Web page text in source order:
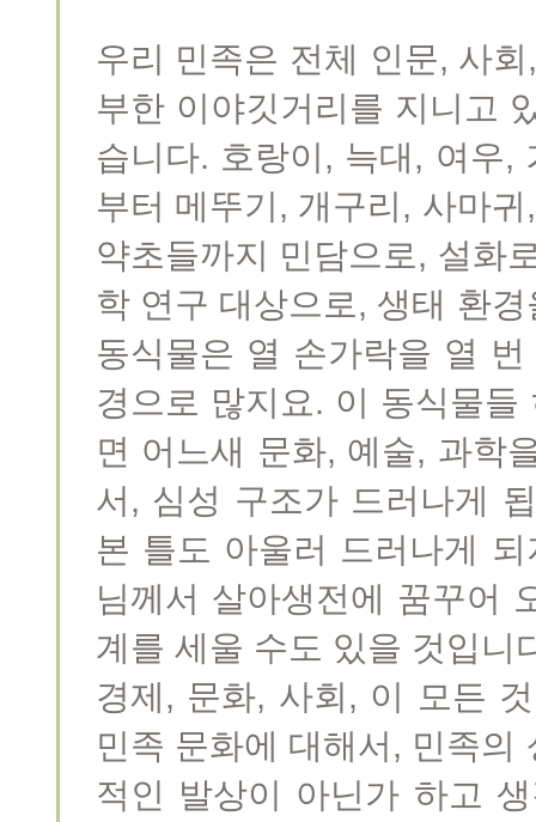
우리 민족은 전체 인문, 사
부한 이야깃거리를 지니고
습니다. 호랑이, 늑대, 여우,
부터 메뚜기, 개구리, 사마
약초들까지 민담으로, 설화
학 연구 대상으로, 생태 환
동식물은 열 손가락을 열
경으로 많지요. 이 동식물
면 어느새 문화, 예술, 과학
서, 심성 구조가 드러나게
본 틀도 아울러 드러나게
님께서 살아생전에 꿈꾸어
계를 세울 수도 있을 것입니
경제, 문화, 사회, 이 모든
민족 문화에 대해서, 민족의
적인 발상이 아닌가 하고